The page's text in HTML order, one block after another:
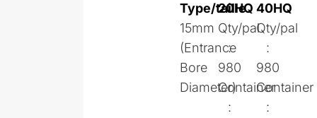
Type/taille
15mm
(Entrance
Bore
Diameter)
20HQ
Qty/pal
:
980
Container
:
40HQ
Qty/pal
:
980
Container
: